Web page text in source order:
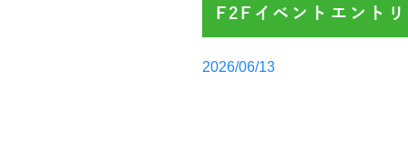
F2Fイベントエント
Posted
2026/06/13